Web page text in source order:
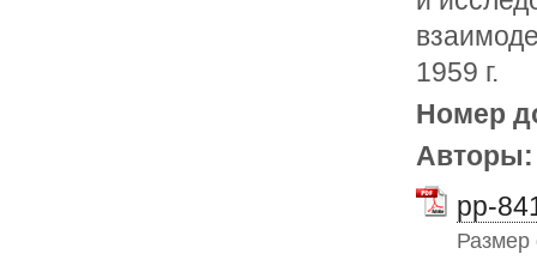
1959 г.
Номер
pp-